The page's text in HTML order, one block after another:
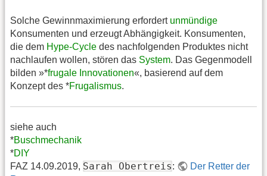
Solche Gewinnmaximierung erfordert unmündige
Konsumenten und erzeugt Abhängigkeit. Konsumenten,
die dem Hype-Cycle des nachfolgenden Produktes nicht
nachlaufen wollen, stören das System. Das Gegenmodell
bilden »*frugale Innovationen«, basierend auf dem
Konzept des *Frugalismus.
siehe auch
*Buschmechanik
*DIY
FAZ 14.09.2019, Sarah Obertreis:
Der Retter der